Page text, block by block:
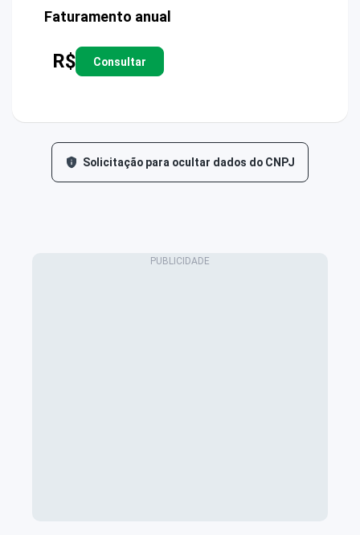
Faturamento anual
R$ Consultar
Solicitação para ocultar dados do CNPJ